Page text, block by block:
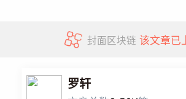
封面区块链 该文章已
罗轩